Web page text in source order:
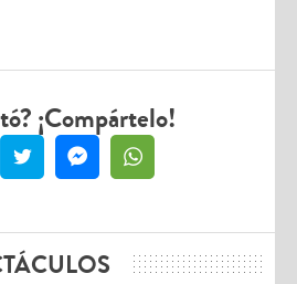
¡Compártelo!